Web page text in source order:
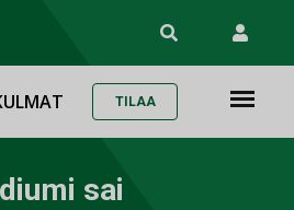
TILAA
sai